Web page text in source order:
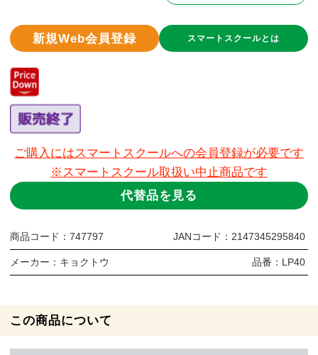
新規Web会員登録 スマートスクールとは
ご購入にはスマートスクールへの会員登録が必要です
※スマートスクール取扱い中止商品です
代替品を見る
商品コード： 747797 JANコード： 2147345295840
メーカー： キョクトウ 品番： LP40
この商品について